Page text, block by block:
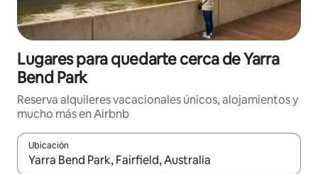
Lugares para quedarte cerca de Yarra
Bend Park
Reserva alquileres vacacionales únicos, alojamientos y
mucho más en Airbnb
Ubicación
Cuando los resultados estén disponibles, navega con las